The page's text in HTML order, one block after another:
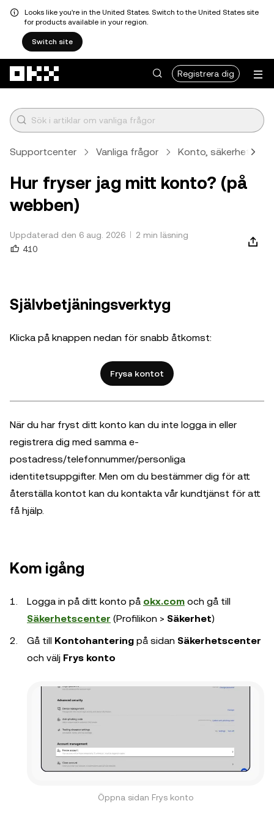
Looks like you're in the United States. Switch to the United States site
for products available in your region.
Switch site
Registrera dig
Supportcenter Vanliga frågor Konto, säkerhet och
Hur fryser jag mitt konto? (på
webben)
Uppdaterad den 6 aug. 2026
2 min läsning
410
Självbetjäningsverktyg
Klicka på knappen nedan för snabb åtkomst:
Frysa kontot
När du har fryst ditt konto kan du inte logga in eller
registrera dig med samma e-
postadress/telefonnummer/personliga
identitetsuppgifter. Men om du bestämmer dig för att
återställa kontot kan du kontakta vår kundtjänst för att
få hjälp.
Kom igång
Logga in på ditt konto på okx.com och gå till
Säkerhetscenter (Profilikon > Säkerhet)
Gå till Kontohantering på sidan Säkerhetscenter
och välj Frys konto
Öppna sidan Frys konto